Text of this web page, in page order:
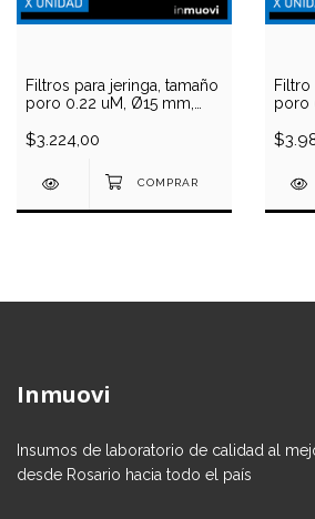
Filtros para jeringa, tamaño
poro 0.22 uM, Ø15 mm,
$3.224,00
Filtro
poro
Inmuovi
Insumos de laboratorio de calidad al
desde Rosario hacia todo el país